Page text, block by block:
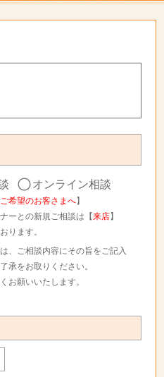
オンライン相談
希望のお客さまへ】
ーとの新規ご相談は【来店】
ります。
、ご相談内容にその旨をご記入
承をお取りください。
お願いいたします。